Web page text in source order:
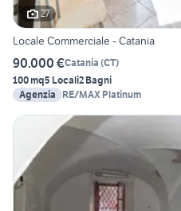
27
Locale Commerciale - Catania
90.000 €Catania (CT)
100 mq5 Locali2 Bagni
Agenzia
RE/MAX Platinum